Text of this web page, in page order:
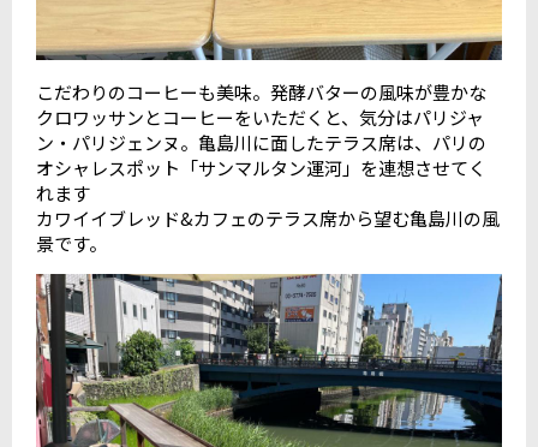
こだわりのコーヒーも美味。発酵バターの風味が豊かな
クロワッサンとコーヒーをいただくと、気分はパリジャ
ン・パリジェンヌ。亀島川に面したテラス席は、パリの
オシャレスポット「サンマルタン運河」を連想させてく
れます
カワイイブレッド&カフェのテラス席から望む亀島川の風
景です。